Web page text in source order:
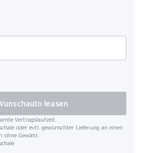
Vertragslaufzeit.
oder evtl. gewünschter Lieferung an einen
ohne Gewähr.
leasen